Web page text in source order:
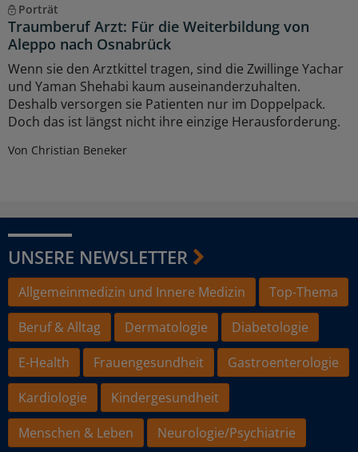
Porträt
Traumberuf Arzt: Für die Weiterbildung von
Aleppo nach Osnabrück
Wenn sie den Arztkittel tragen, sind die Zwillinge Yachar
und Yaman Shehabi kaum auseinanderzuhalten.
Deshalb versorgen sie Patienten nur im Doppelpack.
Doch das ist längst nicht ihre einzige Herausforderung.
Von Christian Beneker
UNSERE NEWSLETTER
Allgemeinmedizin und Innere Medizin
Top-Thema
Beruf & Alltag
Dermatologie
Diabetologie
E-Health
Frauengesundheit
Gastroenterologie
Kardiologie
Kindergesundheit
Menschen & Leben
Neurologie/Psychiatrie